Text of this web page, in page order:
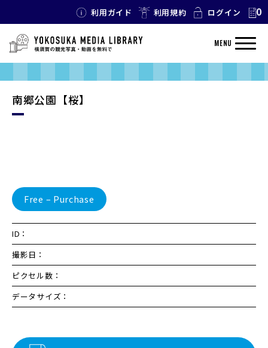
利用ガイド 利用規約 ログイン 0
MENU
南郷公園【桜】
Free – Purchase
ID：
撮影日：
ピクセル数：
データサイズ：